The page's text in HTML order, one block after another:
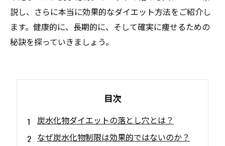
説し、さらに本当に効果的なダイエット方法をご紹介し
ます。健康的に、長期的に、そして確実に痩せるための
秘訣を探っていきましょう。
目次
炭水化物ダイエットの落とし穴とは？
なぜ炭水化物制限は効果的ではないのか？